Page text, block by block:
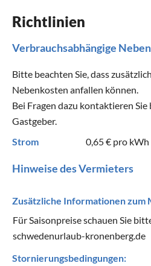
Richtlinien
Verbrauchsabhängige
Bitte beachten Sie, dass
Nebenkosten anfallen können.
Bei Fragen dazu kontaktieren
Gastgeber.
Strom
0,65 € pro kWh
Hinweise des Vermieters
Zusätzliche Informationen zum
Für Saisonpreise schauen Sie
schwedenurlaub-kronenberg.de
Stornierungsbedingungen: